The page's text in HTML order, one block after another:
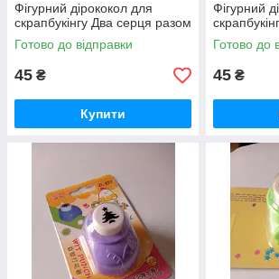
Фігурний дірококол для
скрапбукінгу Два серця разом
Готово до відправки
45 ₴
Купити
Фігурний
Готово до
45 ₴